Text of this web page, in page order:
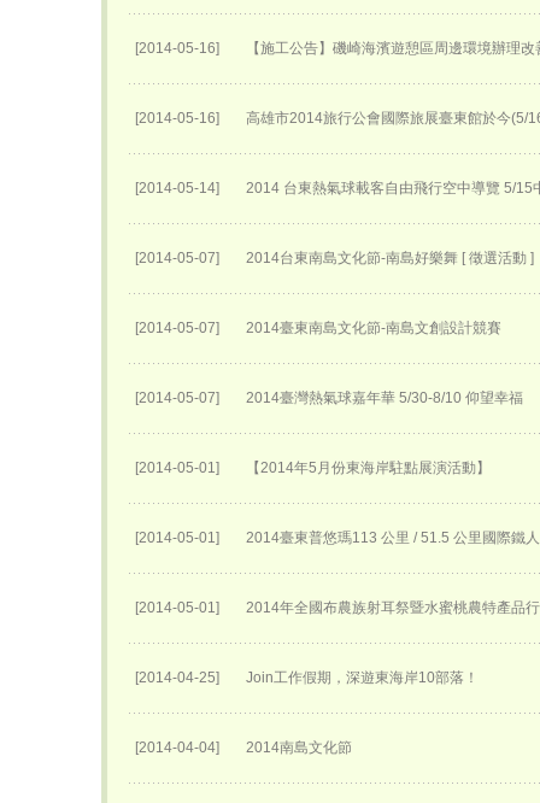
[2014-05-16] 【施工公告】磯崎海濱遊憩區周邊環境辦理改
[2014-05-16] 高雄市2014旅行公會國際旅展臺東館於今(5/
[2014-05-14] 2014 台東熱氣球載客自由飛行空中導覽 5/15
[2014-05-07] 2014台東南島文化節-南島好樂舞 [ 徵選活動 ]
[2014-05-07] 2014臺東南島文化節-南島文創設計競賽
[2014-05-07] 2014臺灣熱氣球嘉年華 5/30-8/10 仰望幸福
[2014-05-01] 【2014年5月份東海岸駐點展演活動】
[2014-05-01] 2014臺東普悠瑪113 公里 / 51.5 公里國際鐵
[2014-05-01] 2014年全國布農族射耳祭暨水蜜桃農特產品
[2014-04-25] Join工作假期，深遊東海岸10部落！
[2014-04-04] 2014南島文化節